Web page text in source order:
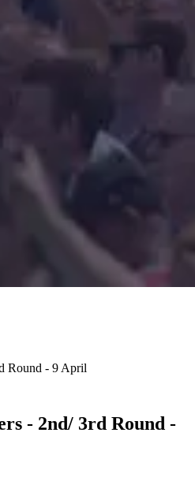
Round - 9 April
- 2nd/ 3rd Round -